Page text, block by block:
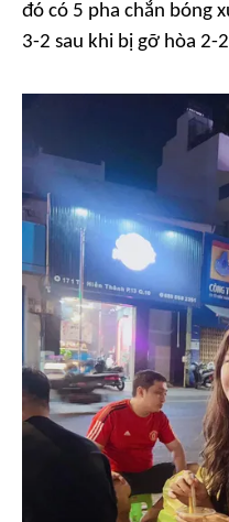
đó có 5 pha chắn bóng
3-2 sau khi bị gỡ hòa 2-